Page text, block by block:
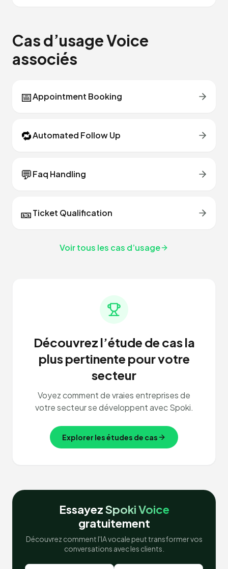
Cas d’usage Voice
associés
📅Appointment Booking
🔁Automated Follow Up
💬Faq Handling
🎫Ticket Qualification
Voir tous les cas d’usage
Découvrez l’étude de cas la
plus pertinente pour votre
secteur
Voyez comment de vraies entreprises de
votre secteur se développent avec Spoki.
Explorer les études de cas
EssayezSpoki Voice
gratuitement
Découvrez comment l'IA vocale peut transformer vos
conversations avec les clients.